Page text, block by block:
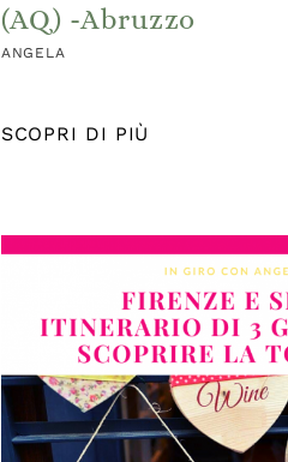
(AQ) -Abruzzo
ANGELA
SCOPRI DI PIÙ